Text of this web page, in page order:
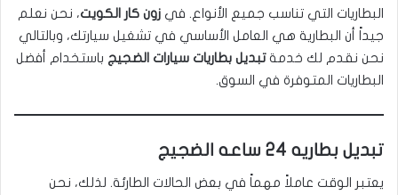
البطاريات التي تناسب جميع الأنواع. في زون كار الكويت، نحن نعلم
جيداً أن البطارية هي العامل الأساسي في تشغيل سيارتك، وبالتالي
نحن نقدم لك خدمةتبديل بطاريات سيارات الضجيج باستخدام أفضل
البطاريات المتوفرة في السوق.
تبديل بطاريه 24 ساعه الضجيج
يعتبر الوقت عاملاً مهماً في بعض الحالات الطارئة. لذلك، نحن